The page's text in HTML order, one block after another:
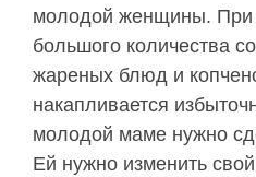
молодой женщины. При
большого количества
жареных блюд и
накапливается
молодой маме нужно
Ей нужно изменить